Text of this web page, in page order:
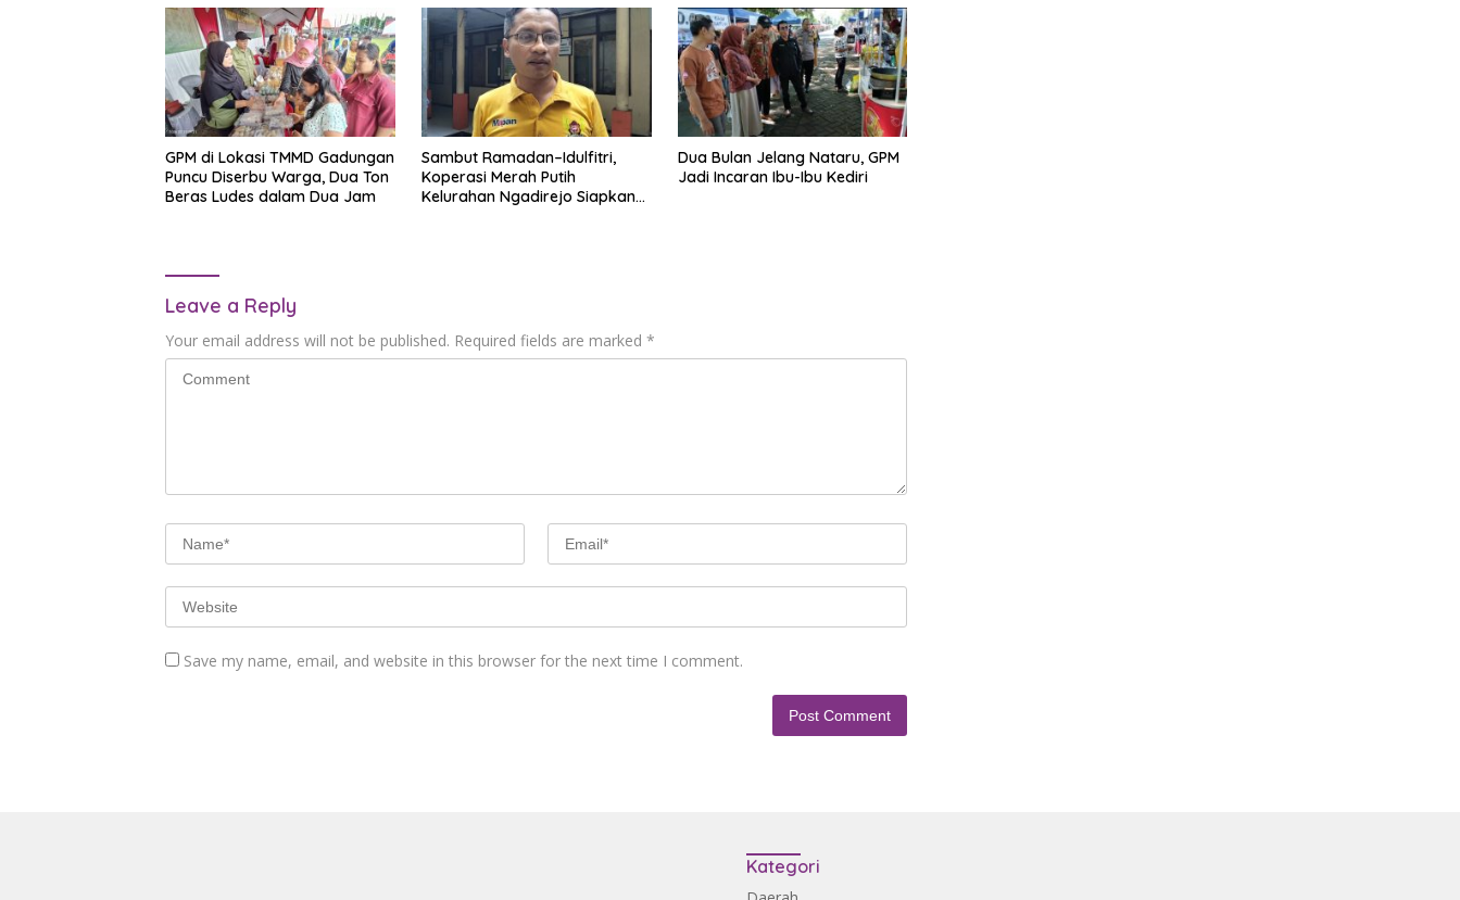
Keliling
GPM di Lokasi TMMD Gadungan
Puncu Diserbu Warga, Dua Ton
Beras Ludes dalam Dua Jam
Sambut Ramadan–Idulfitri,
Koperasi Merah Putih
Kelurahan Ngadirejo Siapkan
Dua Bulan Jelang Nataru, GPM
Jadi Incaran Ibu-Ibu Kediri
Leave a Reply
Your email address will not be published. Required fields are marked *
Save my name, email, and website in this browser for the next time I comment.
Kategori